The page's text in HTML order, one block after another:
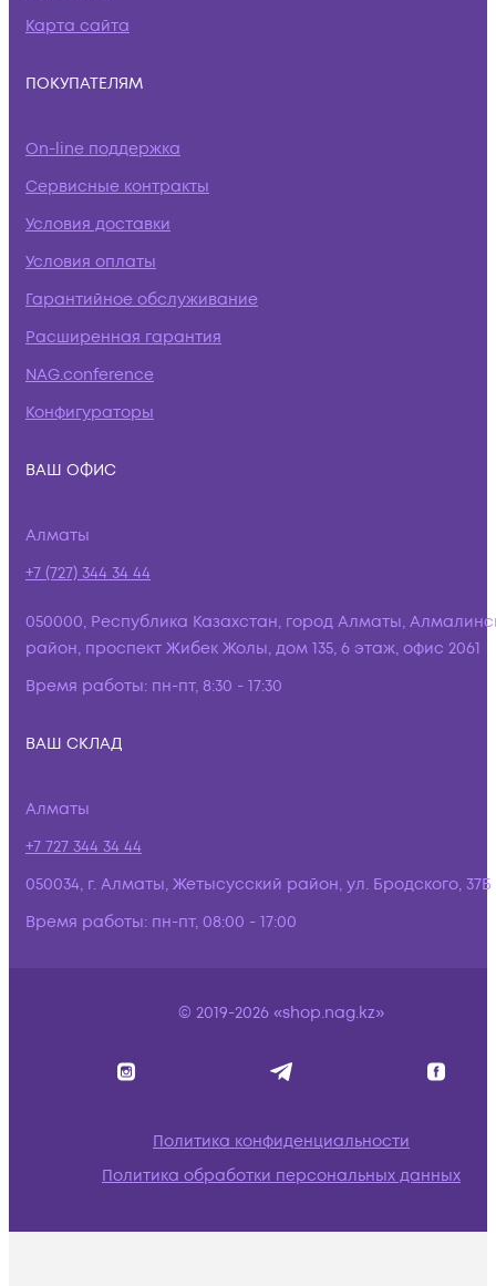
Карта сайта
ПОКУПАТЕЛЯМ
On-line поддержка
Сервисные контракты
Условия доставки
Условия оплаты
Гарантийное обслуживание
Расширенная гарантия
NAG.conference
Конфигураторы
ВАШ ОФИС
Алматы
+7 (727) 344 34 44
050000, Республика Казахстан, город Алматы,
район, проспект Жибек Жолы, дом 135, 6 этаж, офис 2061
Время работы: пн-пт, 8:30 - 17:30
ВАШ СКЛАД
Алматы
+7 727 344 34 44
050034, г. Алматы, Жетысусский район, ул. Бродского, 37Б
Время работы: пн-пт, 08:00 - 17:00
© 2019-2026 «shop.nag.kz»
Политика конфиденциальности
Политика обработки персональных данных